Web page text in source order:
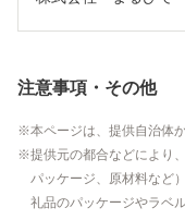
注意事項・その他
本ページは、提供自治体
提供元の都合などにより
パッケージ、原材料など
礼品のパッケージやラベ